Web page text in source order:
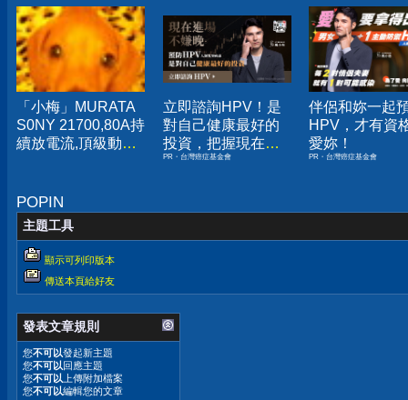
「小梅」MURATA
S0NY 21700,80A持
續放電流,頂級動力
US21700VTC6
立即諮詢HPV！是
對自己健康最好的
投資，把握現在不
嫌晚！
PR・台灣癌症基金會
伴侶和妳一起
HPV，才有資
愛妳！
PR・台灣癌症基金會
POPIN
主題工具
顯示可列印版本
傳送本頁給好友
發表文章規則
您不可以發起新主題
您不可以回應主題
您不可以上傳附加檔案
您不可以編輯您的文章